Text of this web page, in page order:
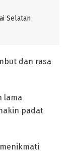
Selatan
dan rasa
lama
padat